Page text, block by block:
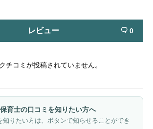
レビュー  0
チコミが投稿されていません。
育士の口コミを知りたい方へ
知りたい方は、ボタンで知らせることができ